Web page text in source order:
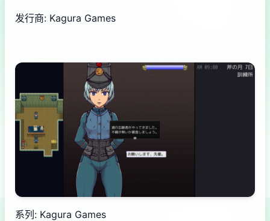
发行商: Kagura Games
系列: Kagura Games